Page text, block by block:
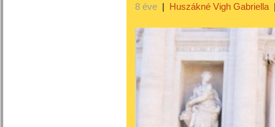
8 éve | Huszákné Vigh Gabriella